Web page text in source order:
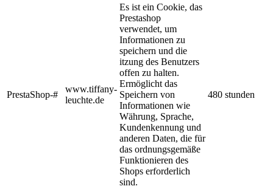
PrestaShop-#
www.tiffany-
leuchte.de
Es ist ein Cookie, das
Prestashop
verwendet, um
Informationen zu
speichern und die
itzung des Benutzers
offen zu halten.
Ermöglicht das
Speichern von
Informationen wie
Währung, Sprache,
Kundenkennung und
anderen Daten, die für
das ordnungsgemäße
Funktionieren des
Shops erforderlich
sind.
480 stunden